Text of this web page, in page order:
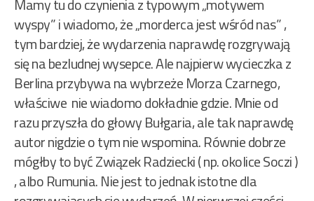
Mamy tu do czynienia z typowym „motywem
wyspy” i wiadomo, że „morderca jest wśród nas” ,
tym bardziej, że wydarzenia naprawdę rozgrywają
się na bezludnej wysepce. Ale najpierw wycieczka z
Berlina przybywa na wybrzeże Morza Czarnego,
właściwe nie wiadomo dokładnie gdzie. Mnie od
razu przyszła do głowy Bułgaria, ale tak naprawdę
autor nigdzie o tym nie wspomina. Równie dobrze
mógłby to być Związek Radziecki ( np. okolice Soczi )
, albo Rumunia. Nie jest to jednak istotne dla